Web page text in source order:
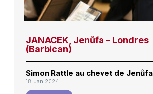
JANACEK, Jenůfa – Londres
(Barbican)
Simon Rattle au chevet de Jenůfa
18 Jan 2024